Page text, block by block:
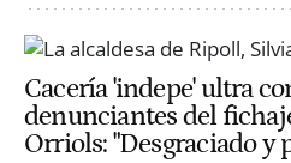
Cacería 'indepe' ultra
denunciantes del
Orriols: "Desgraciado y